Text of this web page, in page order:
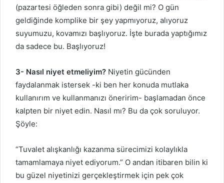
(pazartesi öğleden sonra gibi) değil mi? O gün
geldiğinde komplike bir şey yapmıyoruz, alıyoruz
suyumuzu, kovamızı başlıyoruz. İşte burada yaptığımız
da sadece bu. Başlıyoruz!
3- Nasıl niyet etmeliyim? Niyetin gücünden
faydalanmak istersek -ki ben her konuda mutlaka
kullanırım ve kullanmanızı öneririm- başlamadan önce
kalpten bir niyet edin. Nasıl mı? Bu da çok soruluyor.
Şöyle:
“Tuvalet alışkanlığı kazanma sürecimizi kolaylıkla
tamamlamaya niyet ediyorum.” O andan itibaren bilin ki
bu güzel niyetinizi gerçekleştirmek için pek çok